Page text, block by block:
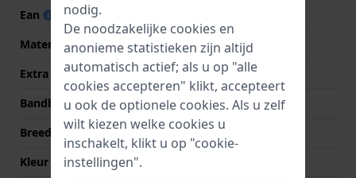
Ean
Materiaal Band
Roestvrij staal
Extra info
Stainless steel
Bandbreedte
18 mm
Breedte bandaanzet
18 mm
Kleur Band
nodig.
De noodzakelijke cookies en
anonieme statistieken zijn altijd
automatisch actief; als u op "alle
cookies accepteren" klikt, accepteert
u ook de optionele cookies. Als u zelf
wilt kiezen welke cookies u
inschakelt, klikt u op "cookie-
instellingen".